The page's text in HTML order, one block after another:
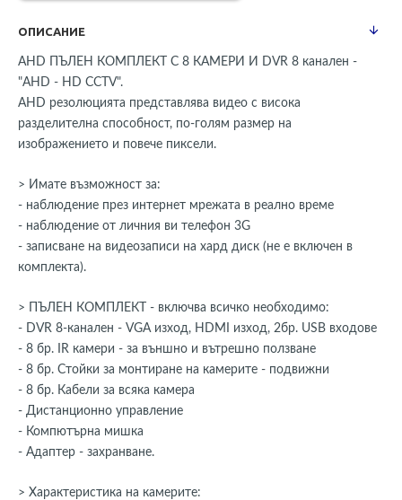
ОПИСАНИЕ
AHD ПЪЛЕН КОМПЛЕКТ С 8 КАМЕРИ И DVR 8 канален -
"AHD - HD CCTV".
AHD резолюцията представлява видео с висока
разделителна способност, по-голям размер на
изображението и повече пиксели.
> Имате възможност за:
- наблюдение през интернет мрежата в реално време
- наблюдение от личния ви телефон 3G
- записване на видеозаписи на хард диск (не е включен в
комплекта).
> ПЪЛЕН КОМПЛЕКТ - включва всичко необходимо:
- DVR 8-канален - VGA изход, HDMI изход, 2бр. USB входове
- 8 бр. IR камери - за външно и вътрешно ползване
- 8 бр. Стойки за монтиране на камерите - подвижни
- 8 бр. Кабели за всяка камера
- Дистанционно управление
- Компютърна мишка
- Адаптер - захранване.
> Характеристика на камерите: